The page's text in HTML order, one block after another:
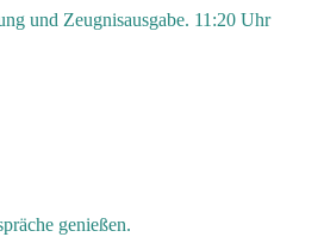
und Zeugnisausgabe. 11:20 Uhr
genießen.